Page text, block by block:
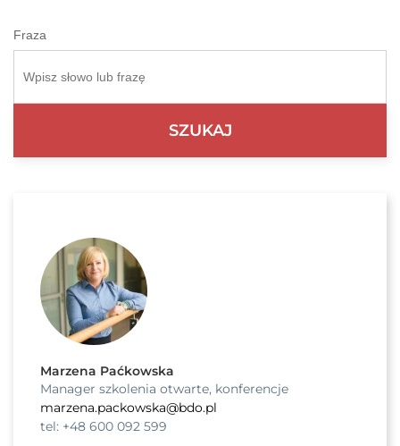
Fraza
Marzena Paćkowska
Manager szkolenia otwarte, konferencje
marzena.packowska@bdo.pl
tel: +48 600 092 599